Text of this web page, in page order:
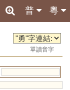
粵
普
單讀音字